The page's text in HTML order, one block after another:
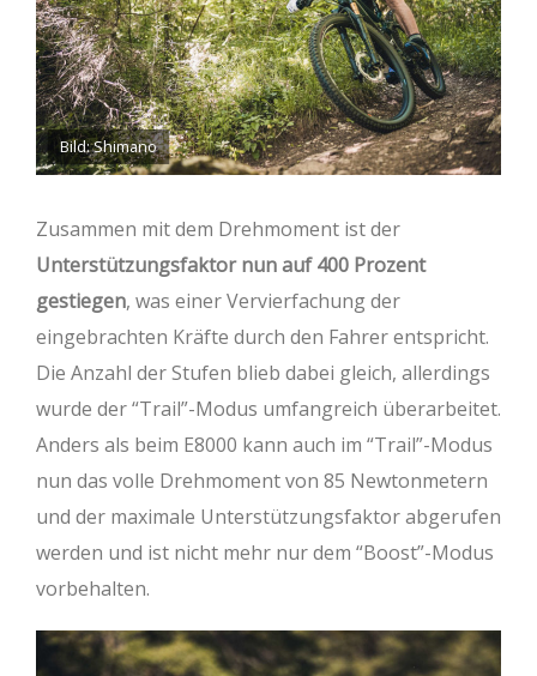
Bild: Shimano
Zusammen mit dem Drehmoment ist der
Unterstützungsfaktor nun auf 400 Prozent
gestiegen, was einer Vervierfachung der
eingebrachten Kräfte durch den Fahrer entspricht.
Die Anzahl der Stufen blieb dabei gleich, allerdings
wurde der “Trail”-Modus umfangreich überarbeitet.
Anders als beim E8000 kann auch im “Trail”-Modus
nun das volle Drehmoment von 85 Newtonmetern
und der maximale Unterstützungsfaktor abgerufen
werden und ist nicht mehr nur dem “Boost”-Modus
vorbehalten.